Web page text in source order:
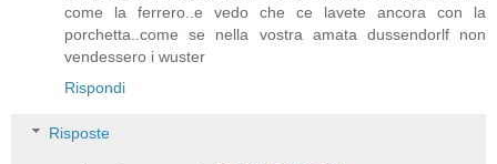
come la ferrero..e vedo che ce lavete ancora con la
porchetta..come se nella vostra amata dussendorlf non
vendessero i wuster
Rispondi
Risposte